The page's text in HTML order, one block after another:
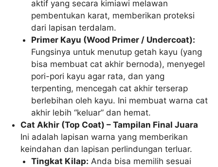
aktif yang secara kimiawi melawan
pembentukan karat, memberikan proteksi
dari lapisan terdalam.
Primer Kayu (Wood Primer / Undercoat):
Fungsinya untuk menutup getah kayu (yang
bisa membuat cat akhir bernoda), menyegel
pori-pori kayu agar rata, dan yang
terpenting, mencegah cat akhir terserap
berlebihan oleh kayu. Ini membuat warna cat
akhir lebih “keluar” dan hemat.
Cat Akhir (Top Coat) – Tampilan Final Juara
Ini adalah lapisan warna yang memberikan
keindahan dan lapisan perlindungan terluar.
Tingkat Kilap: Anda bisa memilih sesuai